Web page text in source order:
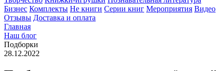
Бизнес Комплекты Не книги Серии книг Мероприятия Видео
Отзывы Доставка и оплата
Главная
Наш блог
Подборки
28.12.2022